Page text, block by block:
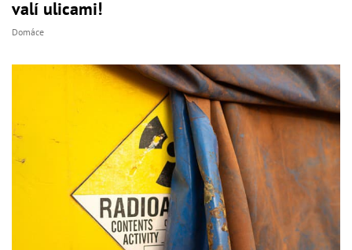
valí ulicami!
Domáce